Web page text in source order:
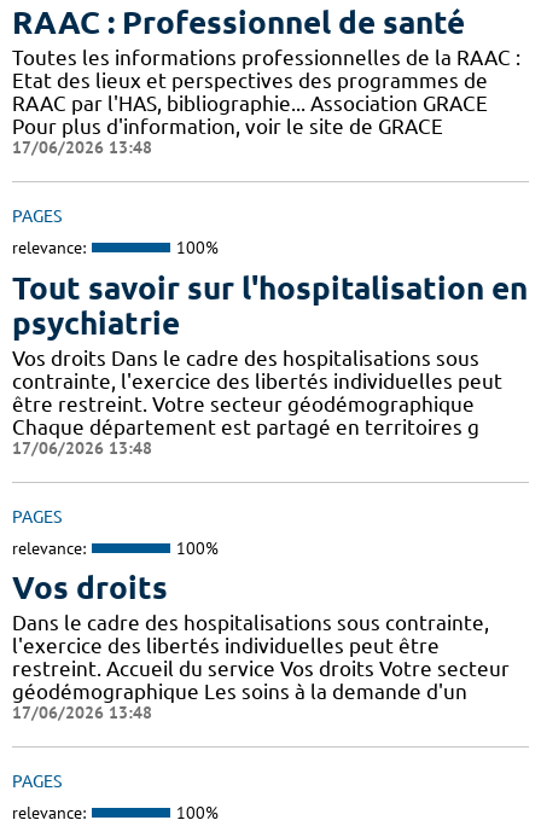
RAAC : Professionnel de santé
Toutes les informations professionnelles de la RAAC :
Etat des lieux et perspectives des programmes de
RAAC par l'HAS, bibliographie... Association GRACE
Pour plus d'information, voir le site de GRACE
17/06/2026 13:48
PAGES
relevance: 100%
Tout savoir sur l'hospitalisation en
psychiatrie
Vos droits Dans le cadre des hospitalisations sous
contrainte, l'exercice des libertés individuelles peut
être restreint. Votre secteur géodémographique
Chaque département est partagé en territoires g
17/06/2026 13:48
PAGES
relevance: 100%
Vos droits
Dans le cadre des hospitalisations sous contrainte,
l'exercice des libertés individuelles peut être
restreint. Accueil du service Vos droits Votre secteur
géodémographique Les soins à la demande d'un
17/06/2026 13:48
PAGES
relevance: 100%